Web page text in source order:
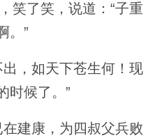
笑了笑，说道：“子重
。”
，如天下苍生何！现
时候了。”
建康，为四叔父兵败